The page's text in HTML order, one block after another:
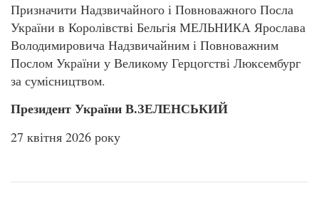
Призначити Надзвичайного і Повноважного Посла
України в Королівстві Бельгія МЕЛЬНИКА Ярослава
Володимировича Надзвичайним і Повноважним
Послом України у Великому Герцогстві Люксембург
за сумісництвом.
Президент України В.ЗЕЛЕНСЬКИЙ
27 квітня 2026 року